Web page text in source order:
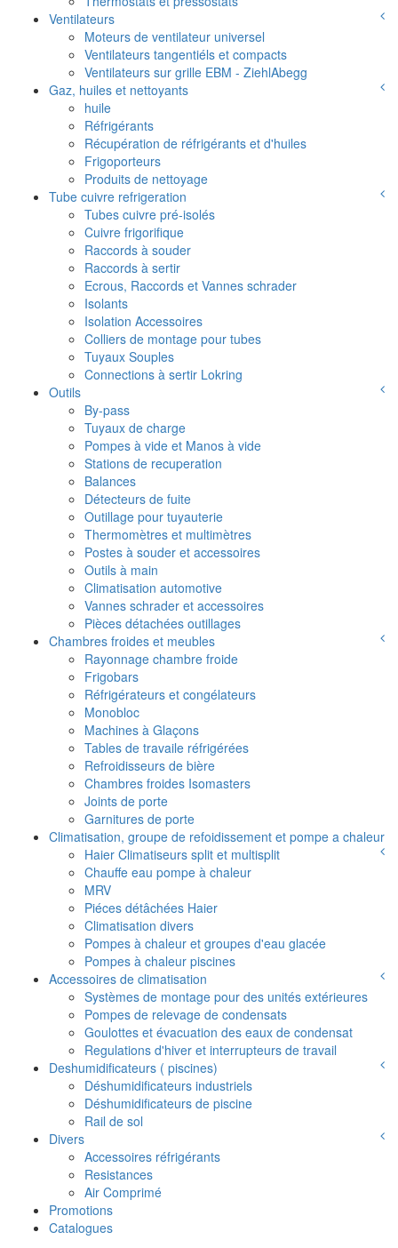
Ventilateurs
Moteurs de ventilateur universel
Ventilateurs tangentiéls et compacts
Ventilateurs sur grille EBM - ZiehlAbegg
Gaz, huiles et nettoyants
huile
Réfrigérants
Récupération de réfrigérants et d'huiles
Frigoporteurs
Produits de nettoyage
Tube cuivre refrigeration
Tubes cuivre pré-isolés
Cuivre frigorifique
Raccords à souder
Raccords à sertir
Ecrous, Raccords et Vannes schrader
Isolants
Isolation Accessoires
Colliers de montage pour tubes
Tuyaux Souples
Connections à sertir Lokring
Outils
By-pass
Tuyaux de charge
Pompes à vide et Manos à vide
Stations de recuperation
Balances
Détecteurs de fuite
Outillage pour tuyauterie
Thermomètres et multimètres
Postes à souder et accessoires
Outils à main
Climatisation automotive
Vannes schrader et accessoires
Pièces détachées outillages
Chambres froides et meubles
Rayonnage chambre froide
Frigobars
Réfrigérateurs et congélateurs
Monobloc
Machines à Glaçons
Tables de travaile réfrigérées
Refroidisseurs de bière
Chambres froides Isomasters
Joints de porte
Garnitures de porte
Climatisation, groupe de refoidissement et pompe a chaleur
Haier Climatiseurs split et multisplit
Chauffe eau pompe à chaleur
MRV
Piéces détâchées Haier
Climatisation divers
Pompes à chaleur et groupes d'eau glacée
Pompes à chaleur piscines
Accessoires de climatisation
Systèmes de montage pour des unités extérieures
Pompes de relevage de condensats
Goulottes et évacuation des eaux de condensat
Regulations d'hiver et interrupteurs de travail
Deshumidificateurs ( piscines)
Déshumidificateurs industriels
Déshumidificateurs de piscine
Rail de sol
Divers
Accessoires réfrigérants
Resistances
Air Comprimé
Promotions
Catalogues